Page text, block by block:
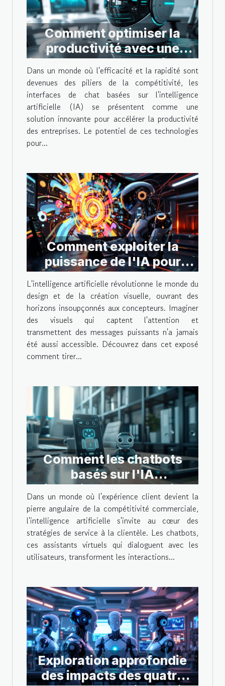
Comment optimiser la
productivité avec une
interface de chat basée sur
l'IA
Dans un monde où l'efficacité et la rapidité sont
devenues des piliers de la compétitivité, les
interfaces de chat basées sur l'intelligence
artificielle (IA) se présentent comme une
solution innovante pour accélérer la productivité
des entreprises. Le potentiel de ces technologies
pour...
Comment exploiter la
puissance de l'IA pour
transformer vos concepts
en visuels impressionnants
L'intelligence artificielle révolutionne le monde du
design et de la création visuelle, ouvrant des
horizons insoupçonnés aux concepteurs. Imaginer
des visuels qui captent l'attention et
transmettent des messages puissants n'a jamais
été aussi accessible. Découvrez dans cet exposé
comment tirer...
Comment les chatbots
basés sur l'IA
révolutionnent le service
client
Dans un monde où l'expérience client devient la
pierre angulaire de la compétitivité commerciale,
l'intelligence artificielle s'invite au cœur des
stratégies de service à la clientèle. Les chatbots,
ces assistants virtuels qui dialoguent avec les
utilisateurs, transforment les interactions...
Exploration approfondie
des impacts des quatre